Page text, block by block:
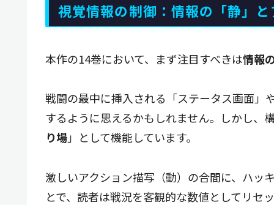
視覚情報の制御：情報の「静」
本作の14巻において、まず注目すべきは情報
戦闘の最中に挿入される「ステータス画面」
するように思えるかもしれません。しかし、
り場」として機能しています。
激しいアクション描写（動）の合間に、ハッ
とで、読者は戦況を客観的な数値としてリセ